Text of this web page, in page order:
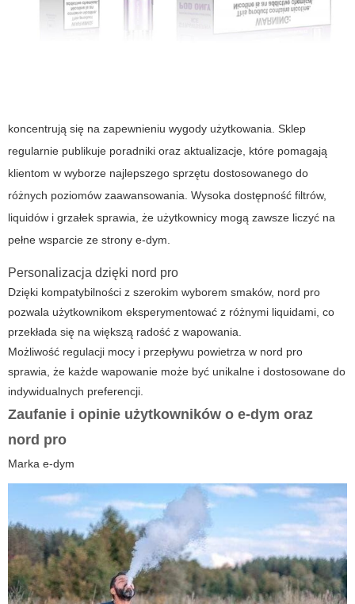
koncentrują się na zapewnieniu wygody użytkowania. Sklep
regularnie publikuje poradniki oraz aktualizacje, które pomagają
klientom w wyborze najlepszego sprzętu dostosowanego do
różnych poziomów zaawansowania. Wysoka dostępność filtrów,
liquidów i grzałek sprawia, że użytkownicy mogą zawsze liczyć na
pełne wsparcie ze strony e-dym.
Personalizacja dzięki nord pro
Dzięki kompatybilności z szerokim wyborem smaków, nord pro
pozwala użytkownikom eksperymentować z różnymi liquidami, co
przekłada się na większą radość z wapowania.
Możliwość regulacji mocy i przepływu powietrza w nord pro
sprawia, że każde wapowanie może być unikalne i dostosowane do
indywidualnych preferencji.
Zaufanie i opinie użytkowników o e-dym oraz
nord pro
Marka e-dym